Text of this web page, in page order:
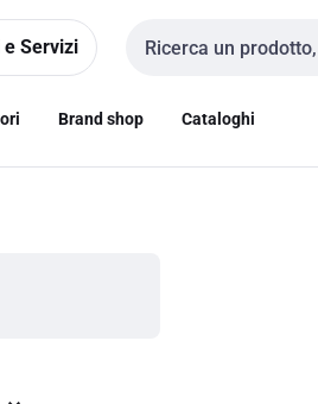
Servizi
Cerca input
Brand shop Cataloghi